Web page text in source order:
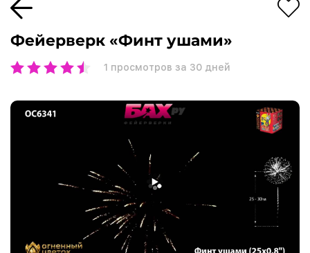
Фейерверк «Финт ушами»
1 просмотров за 30 дней